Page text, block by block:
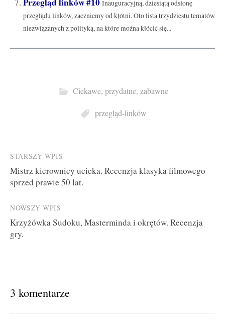
Inauguracyjną, dziesiątą odsłonę
przeglądu linków, zaczniemy od kłótni. Oto lista trzydziestu tematów
niezwiązanych z polityką, na które można kłócić się...
Ciekawe, przydatne, zabawne
przegląd-linków
Post
navigation
STARSZY WPIS
Mistrz kierownicy ucieka. Recenzja klasyka filmowego
sprzed prawie 50 lat.
NOWSZY WPIS
Krzyżówka Sudoku, Masterminda i okrętów. Recenzja
gry.
3 komentarze